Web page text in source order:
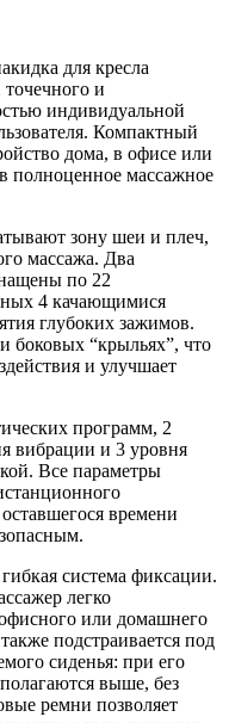
для кресла
и
индивидуальной
Компактный
дома, в офисе или
полноценное массажное
зону шеи и плеч,
массажа. Два
по 22
4 качающимися
глубоких зажимов.
боковых “крыльях”, что
и улучшает
программ, 2
вибрации и 3 уровня
Все параметры
времени
система фиксации.
легко
или домашнего
подстраивается под
сиденья: при его
выше, без
ремни позволяет